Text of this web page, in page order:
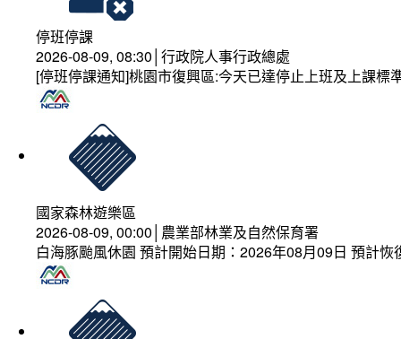
停班停課
2026-08-09, 08:30│行政院人事行政總處
[停班停課通知]桃園市復興區:今天已達停止上班及上課
國家森林遊樂區
2026-08-09, 00:00│農業部林業及自然保育署
白海豚颱風休園 預計開始日期：2026年08月09日 預計